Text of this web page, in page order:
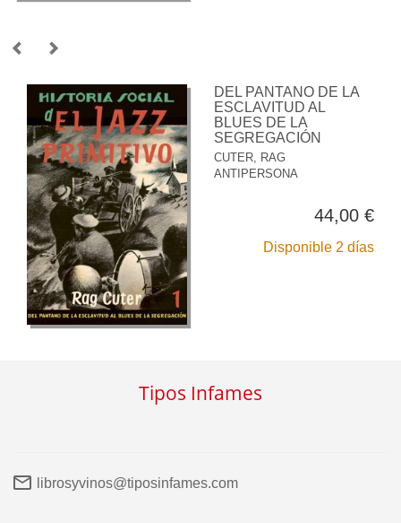
DEL PANTANO DE LA
ESCLAVITUD AL
BLUES DE LA
SEGREGACIÓN
CUTER, RAG
ANTIPERSONA
44,00 €
Disponible 2 días
Tipos Infames
librosyvinos@tiposinfames.com